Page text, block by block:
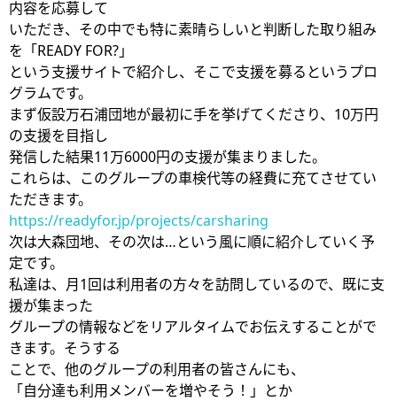
内容を応募して
いただき、その中でも特に素晴らしいと判断した取り組み
を「READY FOR?」
という支援サイトで紹介し、そこで支援を募るというプロ
グラムです。
まず仮設万石浦団地が最初に手を挙げてくださり、10万円
の支援を目指し
発信した結果11万6000円の支援が集まりました。
これらは、このグループの車検代等の経費に充てさせてい
ただきます。
https://readyfor.jp/projects/carsharing
次は大森団地、その次は…という風に順に紹介していく予
定です。
私達は、月1回は利用者の方々を訪問しているので、既に支
援が集まった
グループの情報などをリアルタイムでお伝えすることがで
きます。そうする
ことで、他のグループの利用者の皆さんにも、
「自分達も利用メンバーを増やそう！」とか